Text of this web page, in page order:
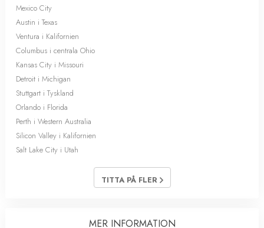
Mexico City
Austin i Texas
Ventura i Kalifornien
Columbus i centrala Ohio
Kansas City i Missouri
Detroit i Michigan
Stuttgart i Tyskland
Orlando i Florida
Perth i Western Australia
Silicon Valley i Kalifornien
Salt Lake City i Utah
TITTA PÅ FLER
MER INFORMATION